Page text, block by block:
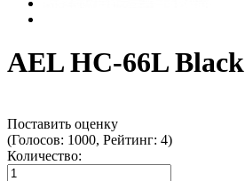
AEL HC-66L Black
Поставить оценку
(Голосов: 1000, Рейтинг: 4)
Количество: